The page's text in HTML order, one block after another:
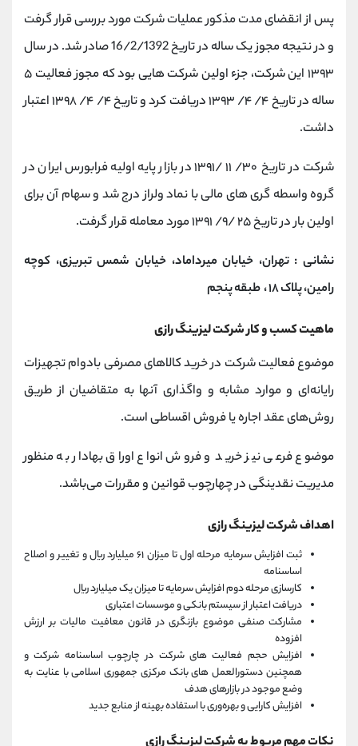
پس از انقضای مدت مذکور عملیات شرکت مورد بررسی قرار گرفت
و در نتیجه مجوز یک ساله در تاریخ 16/2/1392 صادر شد. در سال
۱۳۹۳ این شرکت، جزء اولین شرکت هایی بود که مجوز فعالیت ۵
ساله در تاریخ ۴/ ۴/ ۱۳۹۳ دریافت کرد و تاریخ ۴/ ۴/ ۱۳۹۸ اعتبار
داشت.
شرکت در تاریخ ۳۰/ ۱۱ /۱۳۹۱ در بازار پایه اولیه فرابورس ایران در
گروه واسطه گری های مالی با نماد ولراز درج شد و سهام آن برای
اولین بار در تاریخ ۲۵ /۹/ ۱۳۹۱ مورد معامله قرار گرفت.
نشانی : تهران، خیابان میرداماد، خیابان شمس تبریزی، کوچه
رامین، پلاک ۱۸ ، طبقه پنجم
ماهیت کسب و کار شرکت ليزينگ رازی
موضوع فعالیت شرکت در خرید کالاهای مصرفی بادوام تجهیزات
رایانه‌ای و موارد مشابه و واگذاری آنها به متقاضیان از طریق
روش‌های عقد اجاره یا فروش اقساطی است.
موضوع فرعی نیز خرید و فروش انواع اوراق بهادار به منظور
مدیریت نقدینگی در چهارچوب قوانین و مقررات می‌باشد.
اهداف شرکت ليزينگ رازی
ثبت افزایش سرمایه مرحله اول تا میزان ۶۱ میلیارد ریال و تغییر و اصلاح
اساسنامه
کارسازی مرحله دوم افزایش سرمایه تا میزان یک میلیارد ریال
دریافت اعتبار از سیستم بانکی و موسسات اعتباری
مشارکت صنفی موضوع بازنگری در قانون معافیت مالیات بر ارزش
افزوده
افزایش حجم فعالیت های شرکت در چارچوب اساسنامه شرکت و
همچنین دستورالعمل های بانک مرکزی جمهوری اسلامی با عنایت به
وضع موجود در بازارهای هدف
افزایش کارایی و بهره‌وری با استفاده بهینه از منابع جدید